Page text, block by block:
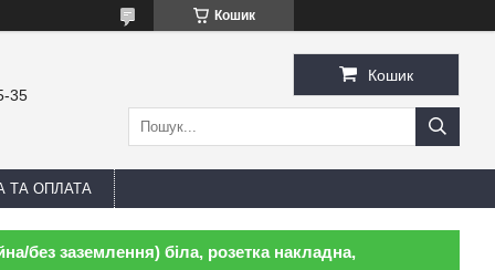
Кошик
35
Кошик
ТА ОПЛАТА
без заземлення) біла, розетка накладна,